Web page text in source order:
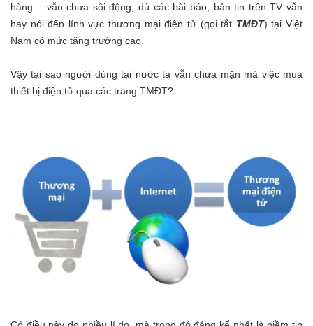
hàng… vẫn chưa sôi động, dù các bài báo, bản tin trên TV vẫn
hay nói đến lính vực thương mại điện tử (gọi tắt TMĐT) tại Việt
Nam có mức tăng trưởng cao.
Vậy tại sao người dùng tại nước ta vẫn chưa mặn mà việc mua
thiết bị điện tử qua các trang TMĐT?